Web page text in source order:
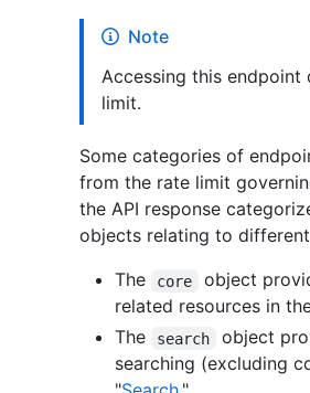
Note
Accessing this endpoint
limit.
Some categories of
from the rate limit
the API response
objects relating to
The
core
object
related resources in
The
search
object
searching (excluding